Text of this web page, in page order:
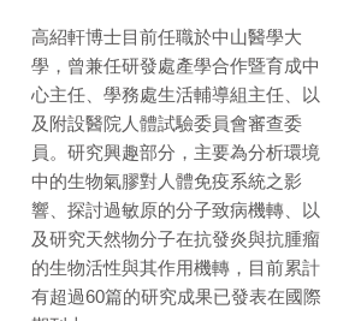
高紹軒博士目前任職於中山醫學大
學，曾兼任研發處產學合作暨育成中
心主任、學務處生活輔導組主任、以
及附設醫院人體試驗委員會審查委
員。研究興趣部分，主要為分析環境
中的生物氣膠對人體免疫系統之影
響、探討過敏原的分子致病機轉、以
及研究天然物分子在抗發炎與抗腫瘤
的生物活性與其作用機轉，目前累計
有超過60篇的研究成果已發表在國際